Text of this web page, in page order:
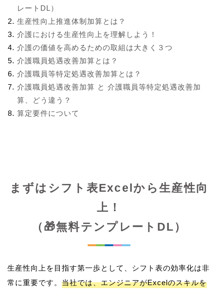
レートDL）
生産性向上推進体制加算とは？
介護における生産性向上を理解しよう！
介護の価値を高めるための取組は大きく３つ
介護職員処遇改善加算とは？
介護職員等特定処遇改善加算とは？
介護職員処遇改善加算 と 介護職員等特定処遇改善加
算、どう違う？
算定要件について
まずはシフト表Excelから生産性向
上！
（🎁無料テンプレートDL）
生産性向上を目指す第一歩として、シフト表の効率化は非
常に重要です。 当社では、エンジニアがExcelのスキルを